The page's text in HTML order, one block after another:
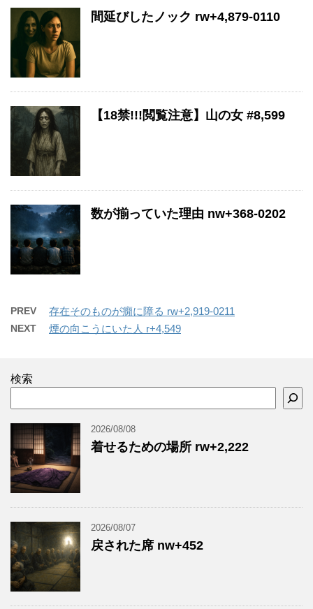
間延びしたノック rw+4,879-0110
【18禁!!!閲覧注意】山の女 #8,599
数が揃っていた理由 nw+368-0202
PREV 存在そのものが癇に障る rw+2,919-0211
NEXT 煙の向こうにいた人 r+4,549
検索
2026/08/08
着せるための場所 rw+2,222
2026/08/07
戻された席 nw+452